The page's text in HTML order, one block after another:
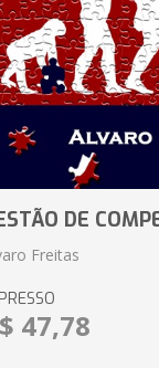
DE
Freitas
47,78